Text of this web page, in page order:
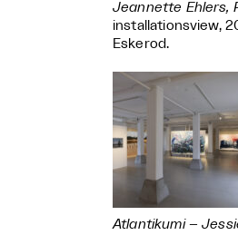
Jeannette Ehlers,
installationsview,
Eskerod.
Atlantikumi –